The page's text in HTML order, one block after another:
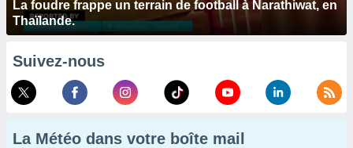
La foudre frappe un terrain de football à Narathiwat, en
Thaïlande.
Suivez-nous
La Météo dans votre boîte mail